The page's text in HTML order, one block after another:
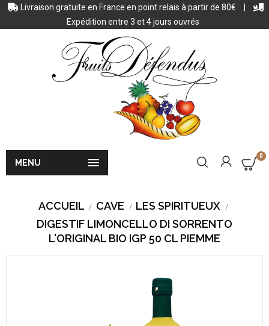
Livraison gratuite en France en point relais à partir de 80€
Expédition entre 3 et 4 jours ouvrés

MENU
0
ACCUEIL CAVE
LES SPIRITUEUX
DIGESTIF LIMONCELLO DI SORRENTO
L'ORIGINAL BIO IGP 50 CL PIEMME